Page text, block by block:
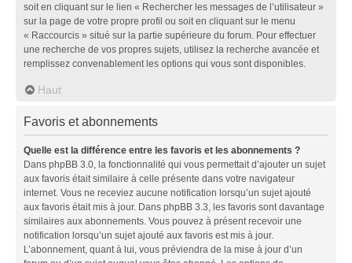
soit en cliquant sur le lien « Rechercher les messages de l’utilisateur »
sur la page de votre propre profil ou soit en cliquant sur le menu
« Raccourcis » situé sur la partie supérieure du forum. Pour effectuer
une recherche de vos propres sujets, utilisez la recherche avancée et
remplissez convenablement les options qui vous sont disponibles.
Haut
Favoris et abonnements
Quelle est la différence entre les favoris et les abonnements ?
Dans phpBB 3.0, la fonctionnalité qui vous permettait d’ajouter un sujet
aux favoris était similaire à celle présente dans votre navigateur
internet. Vous ne receviez aucune notification lorsqu’un sujet ajouté
aux favoris était mis à jour. Dans phpBB 3.3, les favoris sont davantage
similaires aux abonnements. Vous pouvez à présent recevoir une
notification lorsqu’un sujet ajouté aux favoris est mis à jour.
L’abonnement, quant à lui, vous préviendra de la mise à jour d’un